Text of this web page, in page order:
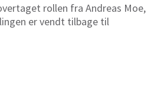
rollen fra Andreas Moe,
er vendt tilbage til